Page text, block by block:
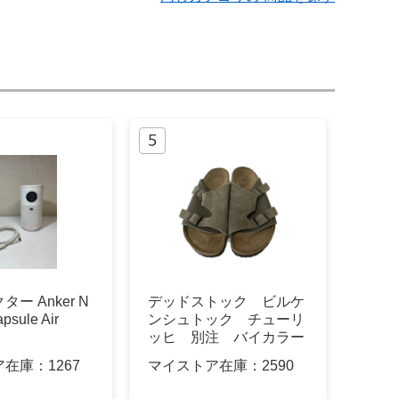
ター Anker N
Air
庫： 1267
デッドストック ビルケ
ンシュトック チューリ
ッヒ 別注 バイカラー
マイストア在庫： 2590